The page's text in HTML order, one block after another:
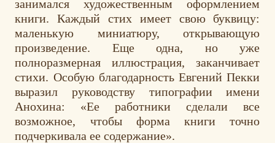
занимался художественным оформлением
книги. Каждый стих имеет свою буквицу:
маленькую миниатюру, открывающую
произведение. Еще одна, но уже
полноразмерная иллюстрация, заканчивает
стихи. Особую благодарность Евгений Пекки
выразил руководству типографии имени
Анохина: «Ее работники сделали все
возможное, чтобы форма книги точно
подчеркивала ее содержание».